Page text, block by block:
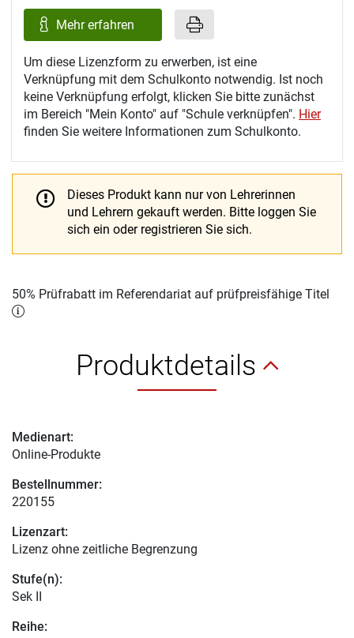
Mehr erfahren
Um diese Lizenzform zu erwerben, ist eine
Verknüpfung mit dem Schulkonto notwendig. Ist noch
keine Verknüpfung erfolgt, klicken Sie bitte zunächst
im Bereich "Mein Konto" auf "Schule verknüpfen". Hier
finden Sie weitere Informationen zum Schulkonto.
Dieses Produkt kann nur von Lehrerinnen
und Lehrern gekauft werden. Bitte loggen Sie
sich ein oder registrieren Sie sich.
50% Prüfrabatt im Referendariat auf prüfpreisfähige Titel
Produktdetails
Medienart:
Online-Produkte
Bestellnummer:
220155
Lizenzart:
Lizenz ohne zeitliche Begrenzung
Stufe(n):
Sek II
Reihe: